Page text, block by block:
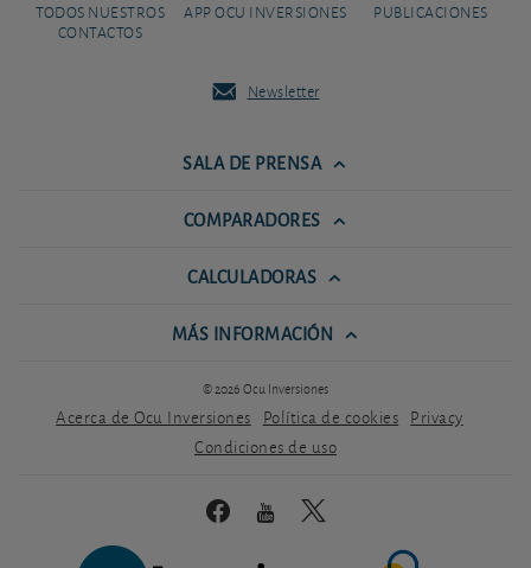
TODOS NUESTROS
CONTACTOS
APP OCU INVERSIONES PUBLICACIONES
Newsletter
SALA DE PRENSA
COMPARADORES
CALCULADORAS
MÁS INFORMACIÓN
© 2026 Ocu Inversiones
Acerca de Ocu Inversiones Política de cookies Privacy
Condiciones de uso